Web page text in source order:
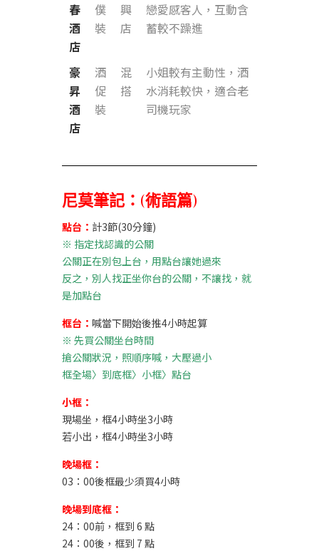
春
酒
店
僕
裝
興
店
戀愛感客人，互動含
蓄較不躁進
豪
昇
酒
店
酒
促
裝
混
搭
小姐較有主動性，酒
水消耗較快，適合老
司機玩家
尼莫筆記：(術語篇)
點台： 計3節(30分鐘)
※ 指定找認識的公關
公關正在別包上台，用點台讓她過來
反之，別人找正坐你台的公關，不讓找，就
是加點台
框台： 喊當下開始後推4小時起算
※ 先買公關坐台時間
搶公關狀況，照順序喊，大壓過小
框全場〉到底框〉小框〉點台
小框：
現場坐，框4小時坐3小時
若小出，框4小時坐3小時
晚場框：
03：00後框最少須買4小時
晚場到底框：
24：00前，框到 6 點
24：00後，框到 7 點